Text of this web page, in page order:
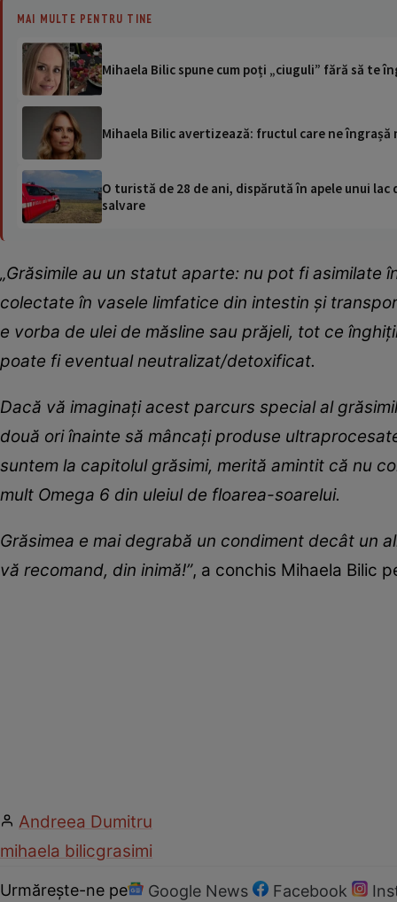
MAI MULTE PENTRU TINE
Mihaela Bilic spune cum poți „ciuguli” fără să te
Mihaela Bilic avertizează: fructul care ne
O turistă de 28 de ani, dispărută în apele unui
salvare
„Grăsimile au un statut aparte: nu pot fi asimilate
colectate în vasele limfatice din intestin și
e vorba de ulei de măsline sau prăjeli, tot ce
poate fi eventual neutralizat/detoxificat.
Dacă vă imaginați acest parcurs special al
două ori înainte să mâncați produse
suntem la capitolul grăsimi, merită amintit că nu
mult Omega 6 din uleiul de floarea-soarelui.
Grăsimea e mai degrabă un condiment decât un
vă recomand, din inimă!”, a conchis Mihaela Bilic
Andreea Dumitru
mihaela bilicgrasimi
Urmărește-ne pe Google News Facebook